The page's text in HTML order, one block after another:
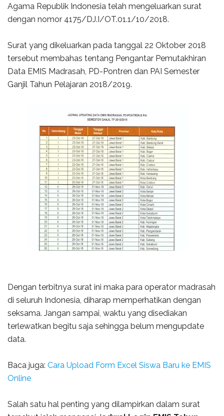
Agama Republik Indonesia telah mengeluarkan surat
dengan nomor 4175/DJ.I/OT.01.1/10/2018.
Surat yang dikeluarkan pada tanggal 22 Oktober 2018
tersebut membahas tentang Pengantar Pemutakhiran
Data EMIS Madrasah, PD-Pontren dan PAI Semester
Ganjil Tahun Pelajaran 2018/2019.
Dengan terbitnya surat ini maka para operator madrasah
di seluruh Indonesia, diharap memperhatikan dengan
seksama. Jangan sampai, waktu yang disediakan
terlewatkan begitu saja sehingga belum mengupdate
data.
Baca juga: Cara Upload Form Excel Siswa Baru ke EMIS
Online
Salah satu hal penting yang dilampirkan dalam surat